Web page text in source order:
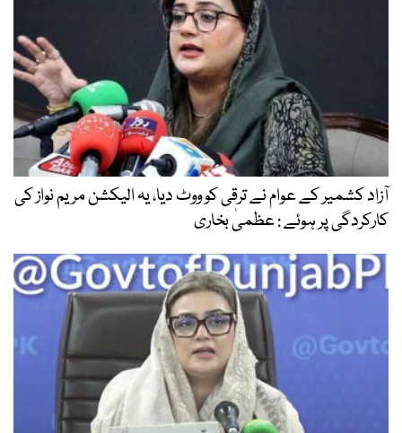
آزاد کشمیر کے عوام نے ترقی کو ووٹ دیا، یہ الیکشن مریم نواز کی
کارکردگی پر ہوئے : عظمیٰ بخاری